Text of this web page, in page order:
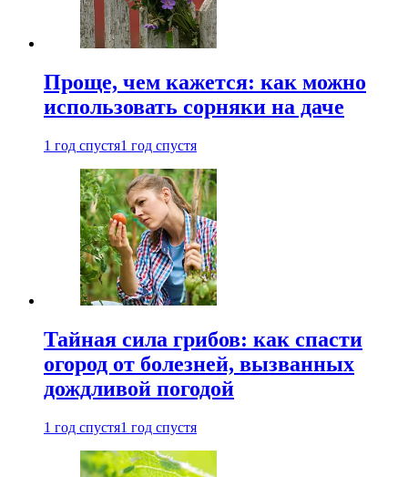
Проще, чем кажется: как можно
использовать сорняки на даче
1 год спустя1 год спустя
Тайная сила грибов: как спасти
огород от болезней, вызванных
дождливой погодой
1 год спустя1 год спустя